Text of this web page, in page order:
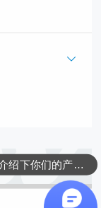
可以介绍下你们的产品么？